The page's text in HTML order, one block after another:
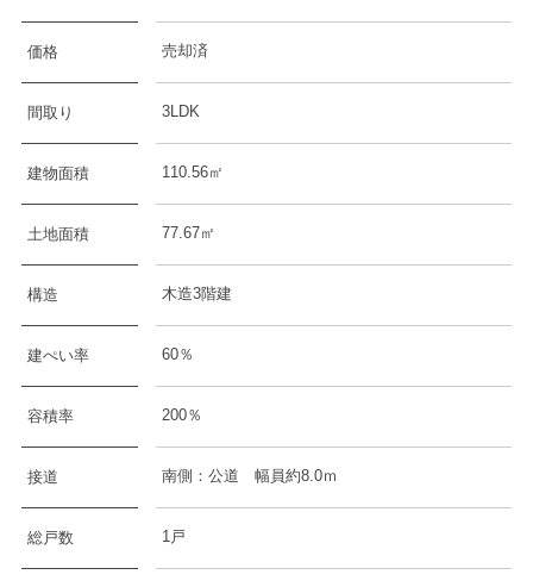
価格 売却済
間取り 3LDK
建物面積 110.56㎡
土地面積 77.67㎡
構造 木造3階建
建ぺい率 60％
容積率 200％
接道 南側：公道 幅員約8.0ｍ
総戸数 1戸